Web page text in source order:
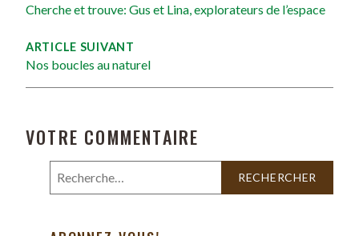
Cherche et trouve: Gus et Lina, explorateurs de l’espace
ARTICLE SUIVANT
Nos boucles au naturel
VOTRE COMMENTAIRE